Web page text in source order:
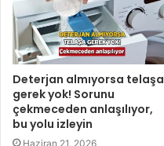
Deterjan almıyorsa telaşa
gerek yok! Sorunu
çekmeceden anlaşılıyor,
bu yolu izleyin
Haziran 21, 2026